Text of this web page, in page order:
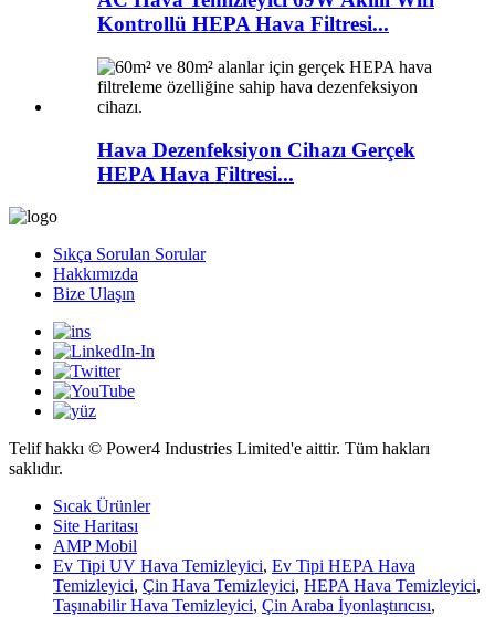
Kontrollü HEPA Hava Filtresi...
Hava Dezenfeksiyon Cihazı Gerçek
HEPA Hava Filtresi...
Sıkça Sorulan Sorular
Hakkımızda
Bize Ulaşın
Telif hakkı © Power4 Industries Limited'e aittir. Tüm hakları
saklıdır.
Sıcak Ürünler
Site Haritası
AMP Mobil
Ev Tipi UV Hava Temizleyici, Ev Tipi HEPA Hava
Temizleyici, Çin Hava Temizleyici, HEPA Hava Temizleyici,
Taşınabilir Hava Temizleyici, Çin Araba İyonlaştırıcısı,